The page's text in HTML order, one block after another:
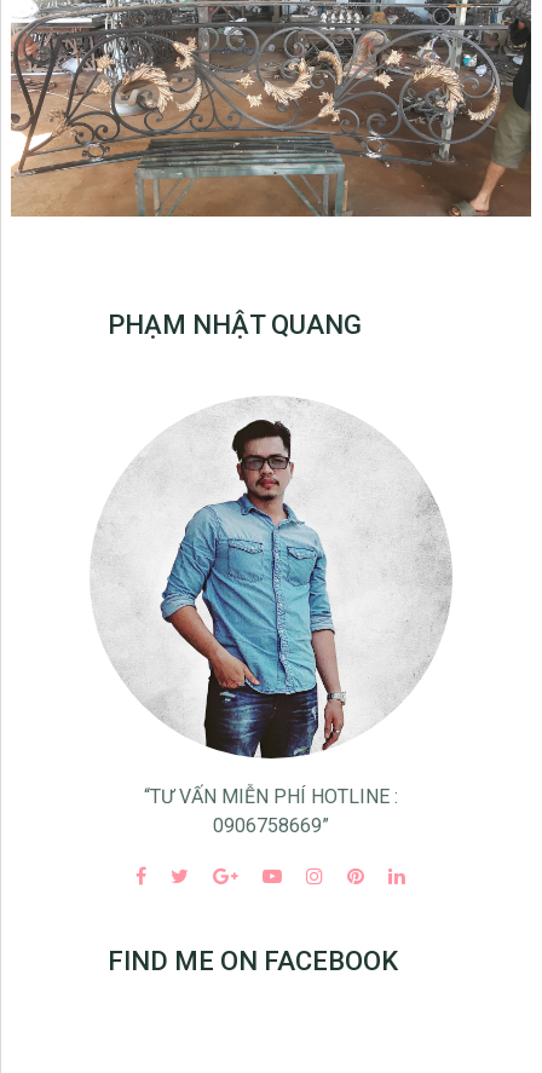
PHẠM NHẬT QUANG
“TƯ VẤN MIỄN PHÍ HOTLINE :
0906758669”
FIND ME ON FACEBOOK